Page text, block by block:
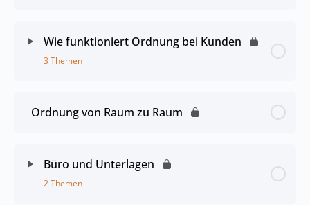
Wie funktioniert Ordnung bei Kunden
3 Themen
Ordnung von Raum zu Raum
Büro und Unterlagen
2 Themen